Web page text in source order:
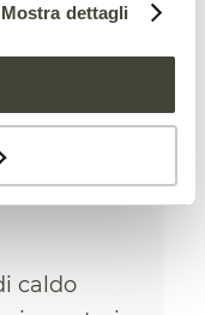
Mostra dettagli
più
caldo